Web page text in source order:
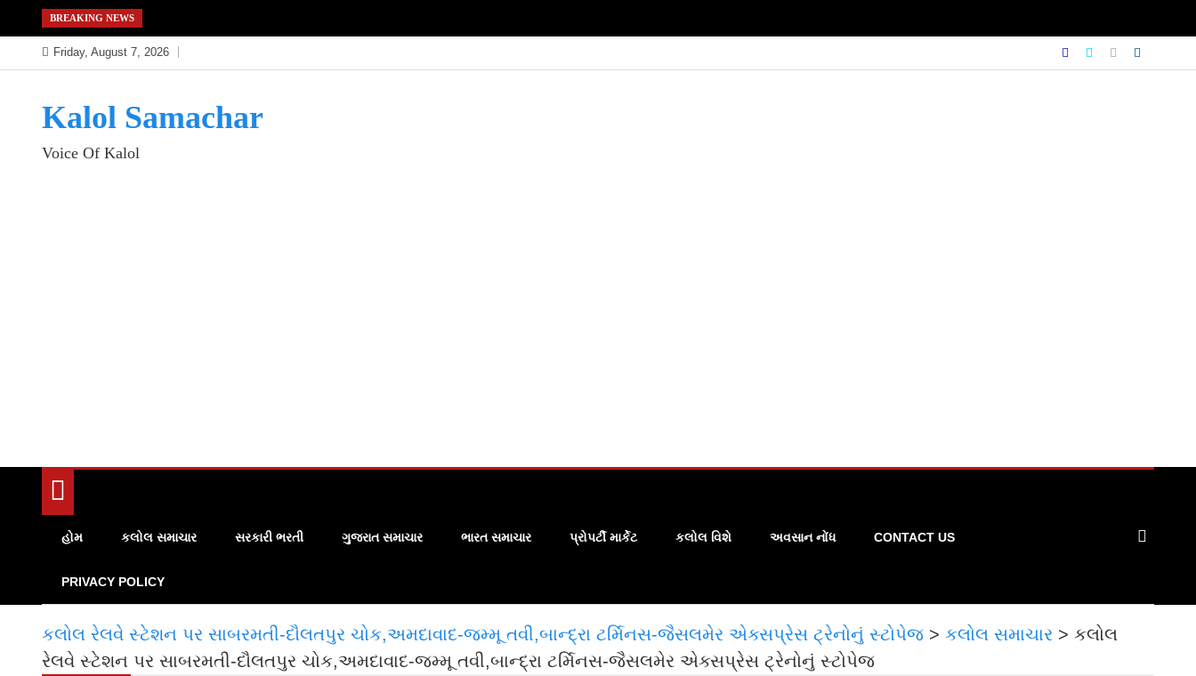
to
content
BREAKING NEWS
Friday, August 7, 2026
Kalol Samachar
Voice Of Kalol
હોમ કલોલ સમાચાર સરકારી ભરતી ગુજરાત સમાચાર ભારત સમાચાર પ્રોપર્ટી માર્કેટ કલોલ વિશે અવસાન નોંધ CONTACT US
PRIVACY POLICY
કલોલ રેલવે સ્ટેશન પર સાબરમતી-દૌલતપુર ચોક,અમદાવાદ-જમ્મૂ તવી,બાન્દ્રા ટર્મિનસ-જૈસલમેર એક્સપ્રેસ ટ્રેનોનું સ્ટોપેજ > કલોલ સમાચાર > કલોલ
રેલવે સ્ટેશન પર સાબરમતી-દૌલતપુર ચોક,અમદાવાદ-જમ્મૂ તવી,બાન્દ્રા ટર્મિનસ-જૈસલમેર એક્સપ્રેસ ટ્રેનોનું સ્ટોપેજ